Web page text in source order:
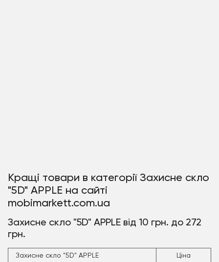
Кращі товари в категорії Захисне скло
"5D" APPLE на сайті
mobimarkett.com.ua
Захисне скло "5D" APPLE від 10 грн. до 272
грн.
Захисне скло "5D" APPLE Ціна